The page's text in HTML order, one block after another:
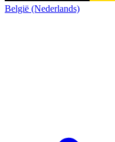
België (Nederlands)